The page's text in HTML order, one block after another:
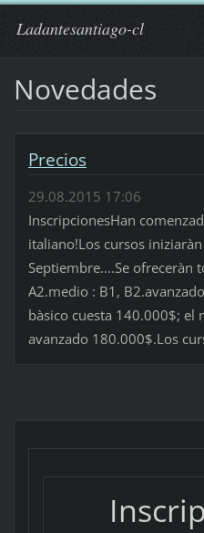
Ladantesantiago-cl
Novedades
Precios
29.08.2015 17:06
InscripcionesHan
italiano!Los cursos
Septiembre....Se ofreceràn
A2.medio : B1,
bàsico cuesta 140.000$; el
avanzado 180.000$.Los